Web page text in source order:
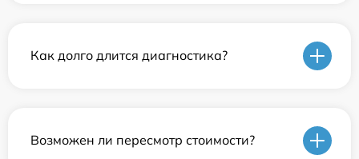
Как долго длится диагностика?
Возможен ли пересмотр стоимости?